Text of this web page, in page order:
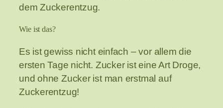
dem Zuckerentzug.
Wie ist das?
Es ist gewiss nicht einfach – vor allem die
ersten Tage nicht. Zucker ist eine Art Droge,
und ohne Zucker ist man erstmal auf
Zuckerentzug!